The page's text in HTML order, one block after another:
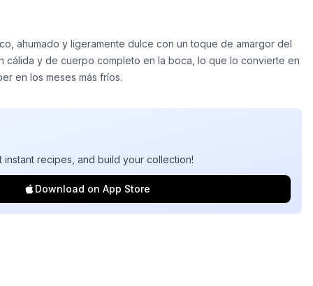
ahumado y ligeramente dulce con un toque de amargor del
cálida y de cuerpo completo en la boca, lo que lo convierte en
en los meses más fríos.
instant recipes, and build your collection!
Download on App Store